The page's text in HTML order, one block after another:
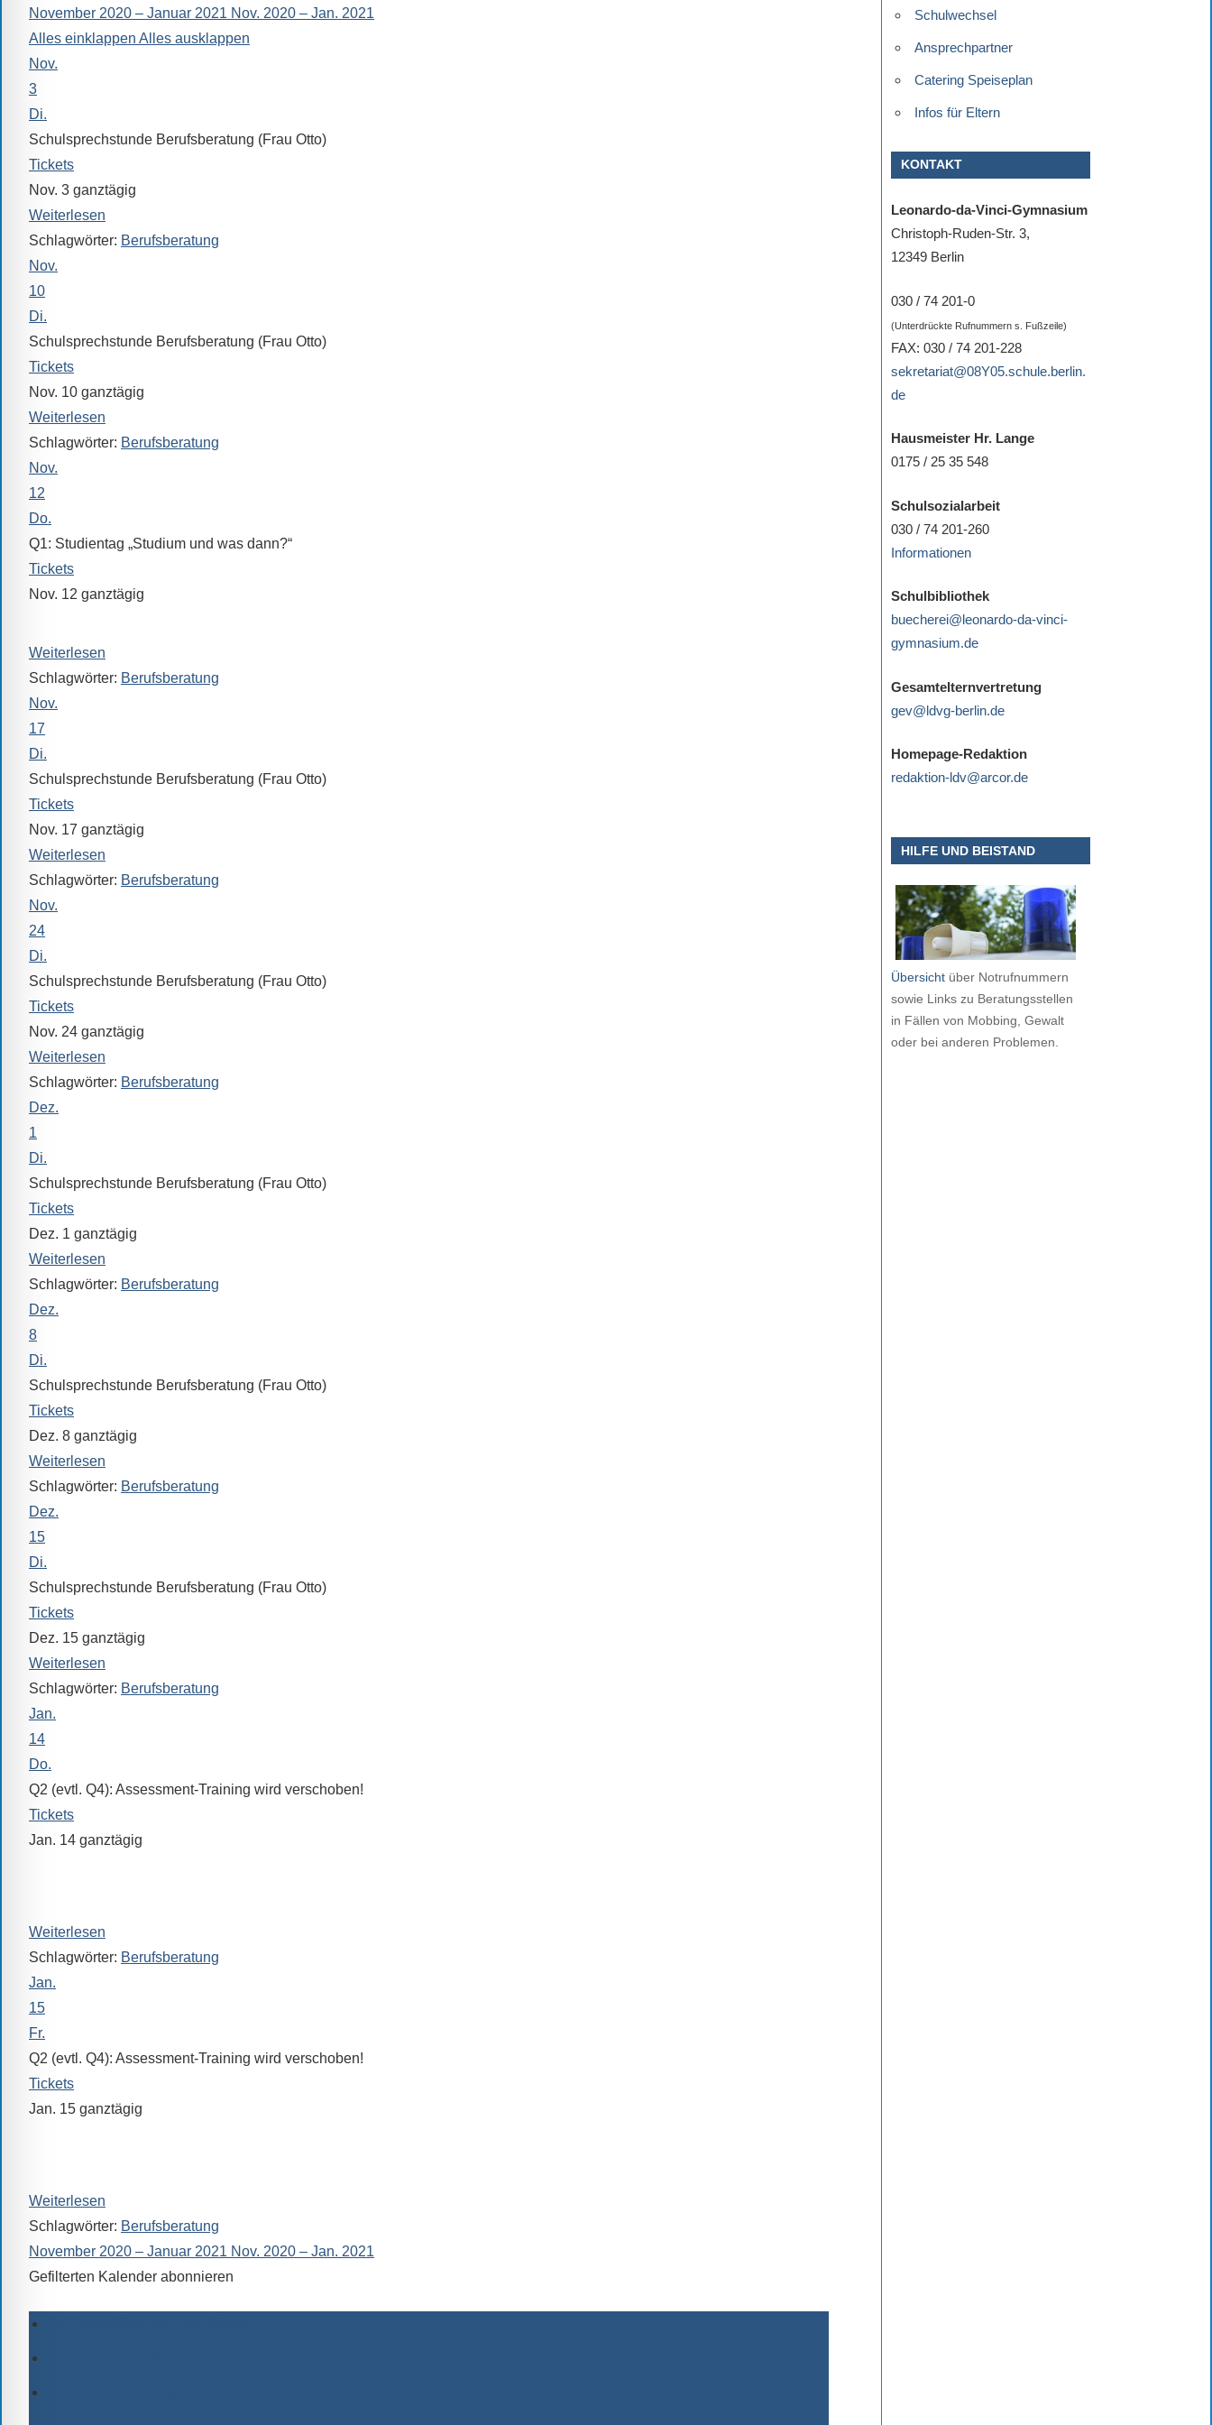
alle
Fragen
Antworten
zu
bieten.
Daneben
gibt
es
den
Aktivitäten
an
unserer
Schule.
Ob
Sprach-,
Mathematik-
oder
Sportwettkampf,
Musik-
Exkursion
oder
–
unsere
Schülerinnen
und
Schüler
Sollten
Sie
einmal
eine
Information
nicht
finden,
stehen
am
Ende
jeder
Seite
der
Suche
zur
Verfügung.
November 2020 – Januar 2021 Nov. 2020 – Jan. 2021
Alles einklappen Alles ausklappen
Nov.
3
Di.
Schulsprechstunde Berufsberatung (Frau Otto)
Tickets
Nov. 3 ganztägig
Weiterlesen
Schlagwörter: Berufsberatung
Nov.
10
Di.
Schulsprechstunde Berufsberatung (Frau Otto)
Tickets
Nov. 10 ganztägig
Weiterlesen
Schlagwörter: Berufsberatung
Nov.
12
Do.
Q1: Studientag „Studium und was dann?“
Tickets
Nov. 12 ganztägig
Weiterlesen
Schlagwörter: Berufsberatung
Nov.
17
Di.
Schulsprechstunde Berufsberatung (Frau Otto)
Tickets
Nov. 17 ganztägig
Weiterlesen
Schlagwörter: Berufsberatung
Nov.
24
Di.
Schulsprechstunde Berufsberatung (Frau Otto)
Tickets
Nov. 24 ganztägig
Weiterlesen
Schlagwörter: Berufsberatung
Dez.
1
Di.
Schulsprechstunde Berufsberatung (Frau Otto)
Tickets
Dez. 1 ganztägig
Weiterlesen
Schlagwörter: Berufsberatung
Dez.
8
Di.
Schulsprechstunde Berufsberatung (Frau Otto)
Tickets
Dez. 8 ganztägig
Weiterlesen
Schlagwörter: Berufsberatung
Dez.
15
Di.
Schulsprechstunde Berufsberatung (Frau Otto)
Tickets
Dez. 15 ganztägig
Weiterlesen
Schlagwörter: Berufsberatung
Jan.
14
Do.
Q2 (evtl. Q4): Assessment-Training wird verschoben!
Tickets
Jan. 14 ganztägig
Weiterlesen
Schlagwörter: Berufsberatung
Jan.
15
Fr.
Q2 (evtl. Q4): Assessment-Training wird verschoben!
Tickets
Jan. 15 ganztägig
Weiterlesen
Schlagwörter: Berufsberatung
November 2020 – Januar 2021 Nov. 2020 – Jan. 2021
Gefilterten Kalender abonnieren
Schulwechsel
Ansprechpartner
Catering Speiseplan
Infos für Eltern
KONTAKT
Leonardo-da-Vinci-Gymnasium
Christoph-Ruden-Str. 3,
12349 Berlin
030 / 74 201-0
(Unterdrückte Rufnummern s. Fußzeile)
FAX: 030 / 74 201-228
sekretariat@08Y05.schule.berlin.
de
Hausmeister Hr. Lange
0175 / 25 35 548
Schulsozialarbeit
030 / 74 201-260
Informationen
Schulbibliothek
buecherei@leonardo-da-vinci-
gymnasium.de
Gesamtelternvertretung
gev@ldvg-berlin.de
Homepage-Redaktion
redaktion-ldv@arcor.de
HILFE UND BEISTAND
Übersicht über Notrufnummern
sowie Links zu Beratungsstellen
in Fällen von Mobbing, Gewalt
oder bei anderen Problemen.